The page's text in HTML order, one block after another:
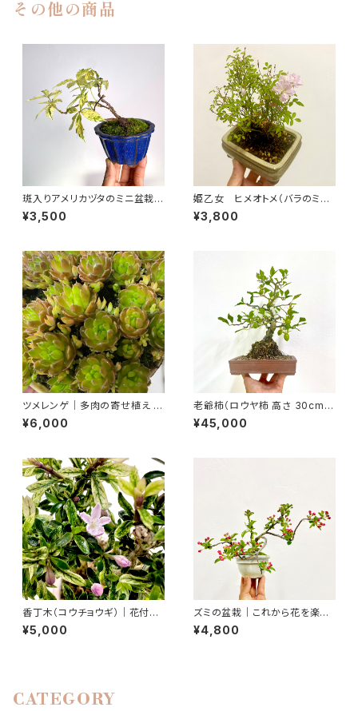
その他の商品
斑入りアメリカヅタのミニ盆栽｜
高さ 約15cm
¥3,500
姫乙女 ヒメオトメ（バラのミニ
盆栽）白長方鉢｜高さ 約18cm
¥3,800
ツメレンゲ｜多肉の寄せ植え 一
点物｜直径約12cm
¥6,000
老爺柿（ロウヤ柿 高さ 30cm）
ミニ盆栽
¥45,000
香丁木（コウチョウギ）｜花付き・
蕾付きの一点物｜高さ約20cm
¥5,000
ズミの盆栽｜これから花を楽し
む一点物｜樹高約21cm
¥4,800
CATEGORY